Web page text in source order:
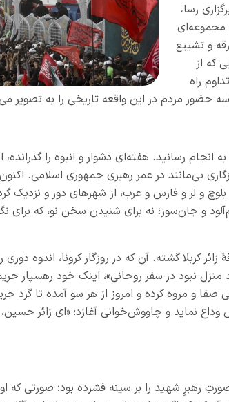
رسا،
مجموعه‌ای
و تشییع
که از
راه
مردم در این واقعه تاریخی را به تصویر
رسانید. هفته‌ای دشوار و انبوه را گذرانده،
بی‌مانند در عمر رهبری جمهوری اسلامی.
و لر و فارس و عرب، از شهرهای دور و نزدیک
و جان‌سوز؛ نه برای شنیدن سخن نو، که برای
زائر کربلا گشته. آن که در روزگار کرونا، اندوه
منزل نبود در سفر روحانی»، اینک خود رهسپار
و مروه کرده و امروز از هر سو آمده تا گرد
نماید و چاووش‌خوانی آغازد: «ای زائر
رهبرِ شهید را بر سینه فشرده بود؛ صورتی که